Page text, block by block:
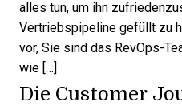
alles tun, um ihn
Vertriebspipeline gefüllt zu
vor, Sie sind das RevOps-
wie […]
Die Customer